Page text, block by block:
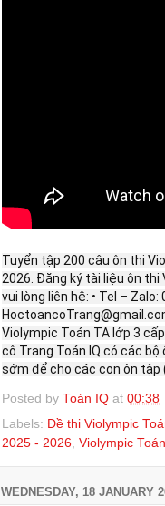
Tuyển tập 200 câu ôn thi
2026. Đăng ký tài liệu ôn thi
vui lòng liên hệ: • Tel – Zalo:
Violympic Toán TA lớp 3
cô Trang Toán IQ có các
sớm để cho các con ôn tập
Posted by Toán IQ at 00:38
Labels: Đề thi Violympic
2025 - 2026 Violympic
WEDNESDAY, 18 JANUARY